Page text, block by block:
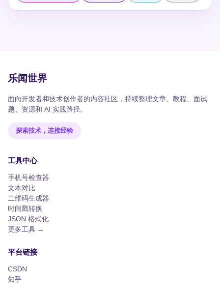
乐闻世界
面向开发者和技术创作者的内容社区，持续整理文章、教程、面试
题、资源和 AI 实践路径。
探索技术，连接经验
工具中心
手机号检查器
文本对比
二维码生成器
时间戳转换
JSON 格式化
更多工具 →
平台链接
CSDN
知乎